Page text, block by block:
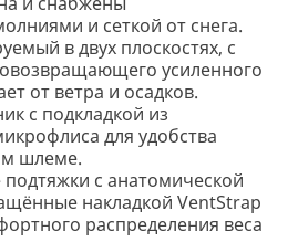
и сеткой от снега.
в двух плоскостях, с
усиленного
от ветра и осадков.
с подкладкой из
для удобства
шлеме.
с анатомической
накладкой VentStrap
распределения веса